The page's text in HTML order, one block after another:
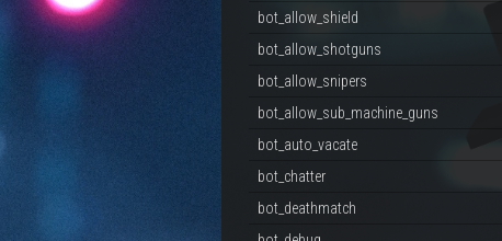
bot_allow_shield
bot_allow_shotguns
bot_allow_snipers
bot_allow_sub_machine_guns
bot_auto_vacate
bot_chatter
bot_deathmatch